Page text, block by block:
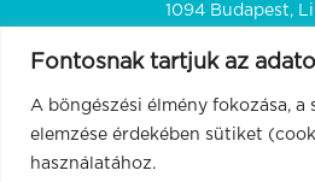
Fontosnak tartjuk az
A böngészési élmény fokozása,
elemzése érdekében sütiket
használatához.
1094 Budapest,